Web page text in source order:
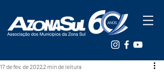
17 de fev. de 20222 min de leitura